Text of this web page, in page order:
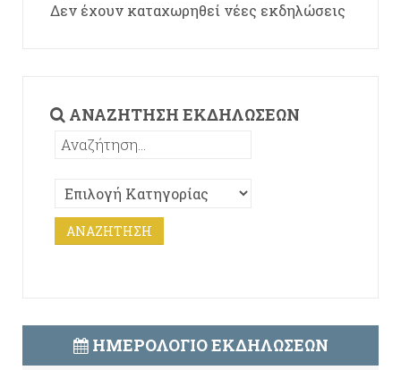
Δεν έχουν καταχωρηθεί νέες εκδηλώσεις
ΑΝΑΖΉΤΗΣΗ ΕΚΔΗΛΏΣΕΩΝ
ΗΜΕΡΟΛΌΓΙΟ ΕΚΔΗΛΏΣΕΩΝ